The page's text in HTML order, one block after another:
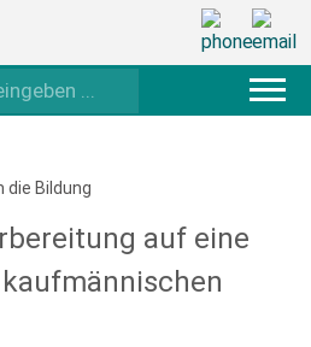
die Bildung
auf eine